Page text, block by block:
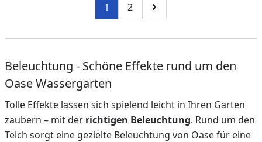
1 Zu Seite 2
2 Zur nächsten Seite
Beleuchtung - Schöne Effekte rund um den
Oase Wassergarten
Tolle Effekte lassen sich spielend leicht in Ihren Garten
zaubern – mit der richtigen Beleuchtung. Rund um den
Teich sorgt eine gezielte Beleuchtung von Oase für eine